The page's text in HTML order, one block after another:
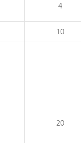
4
10
20